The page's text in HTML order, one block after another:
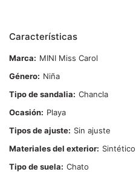
Características
Marca
MINI Miss Carol
Género
Niña
Tipo de sandalia
Chancla
Ocasión
Playa
Tipos de ajuste
Sin ajuste
Materiales del exterior
Sintético
Tipo de suela
Chato